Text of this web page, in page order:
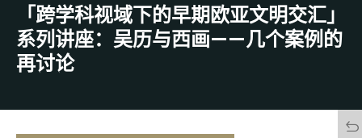
「跨学科视域下的早期欧亚文明交汇」
系列讲座：吴历与西画——几个案例的
再讨论